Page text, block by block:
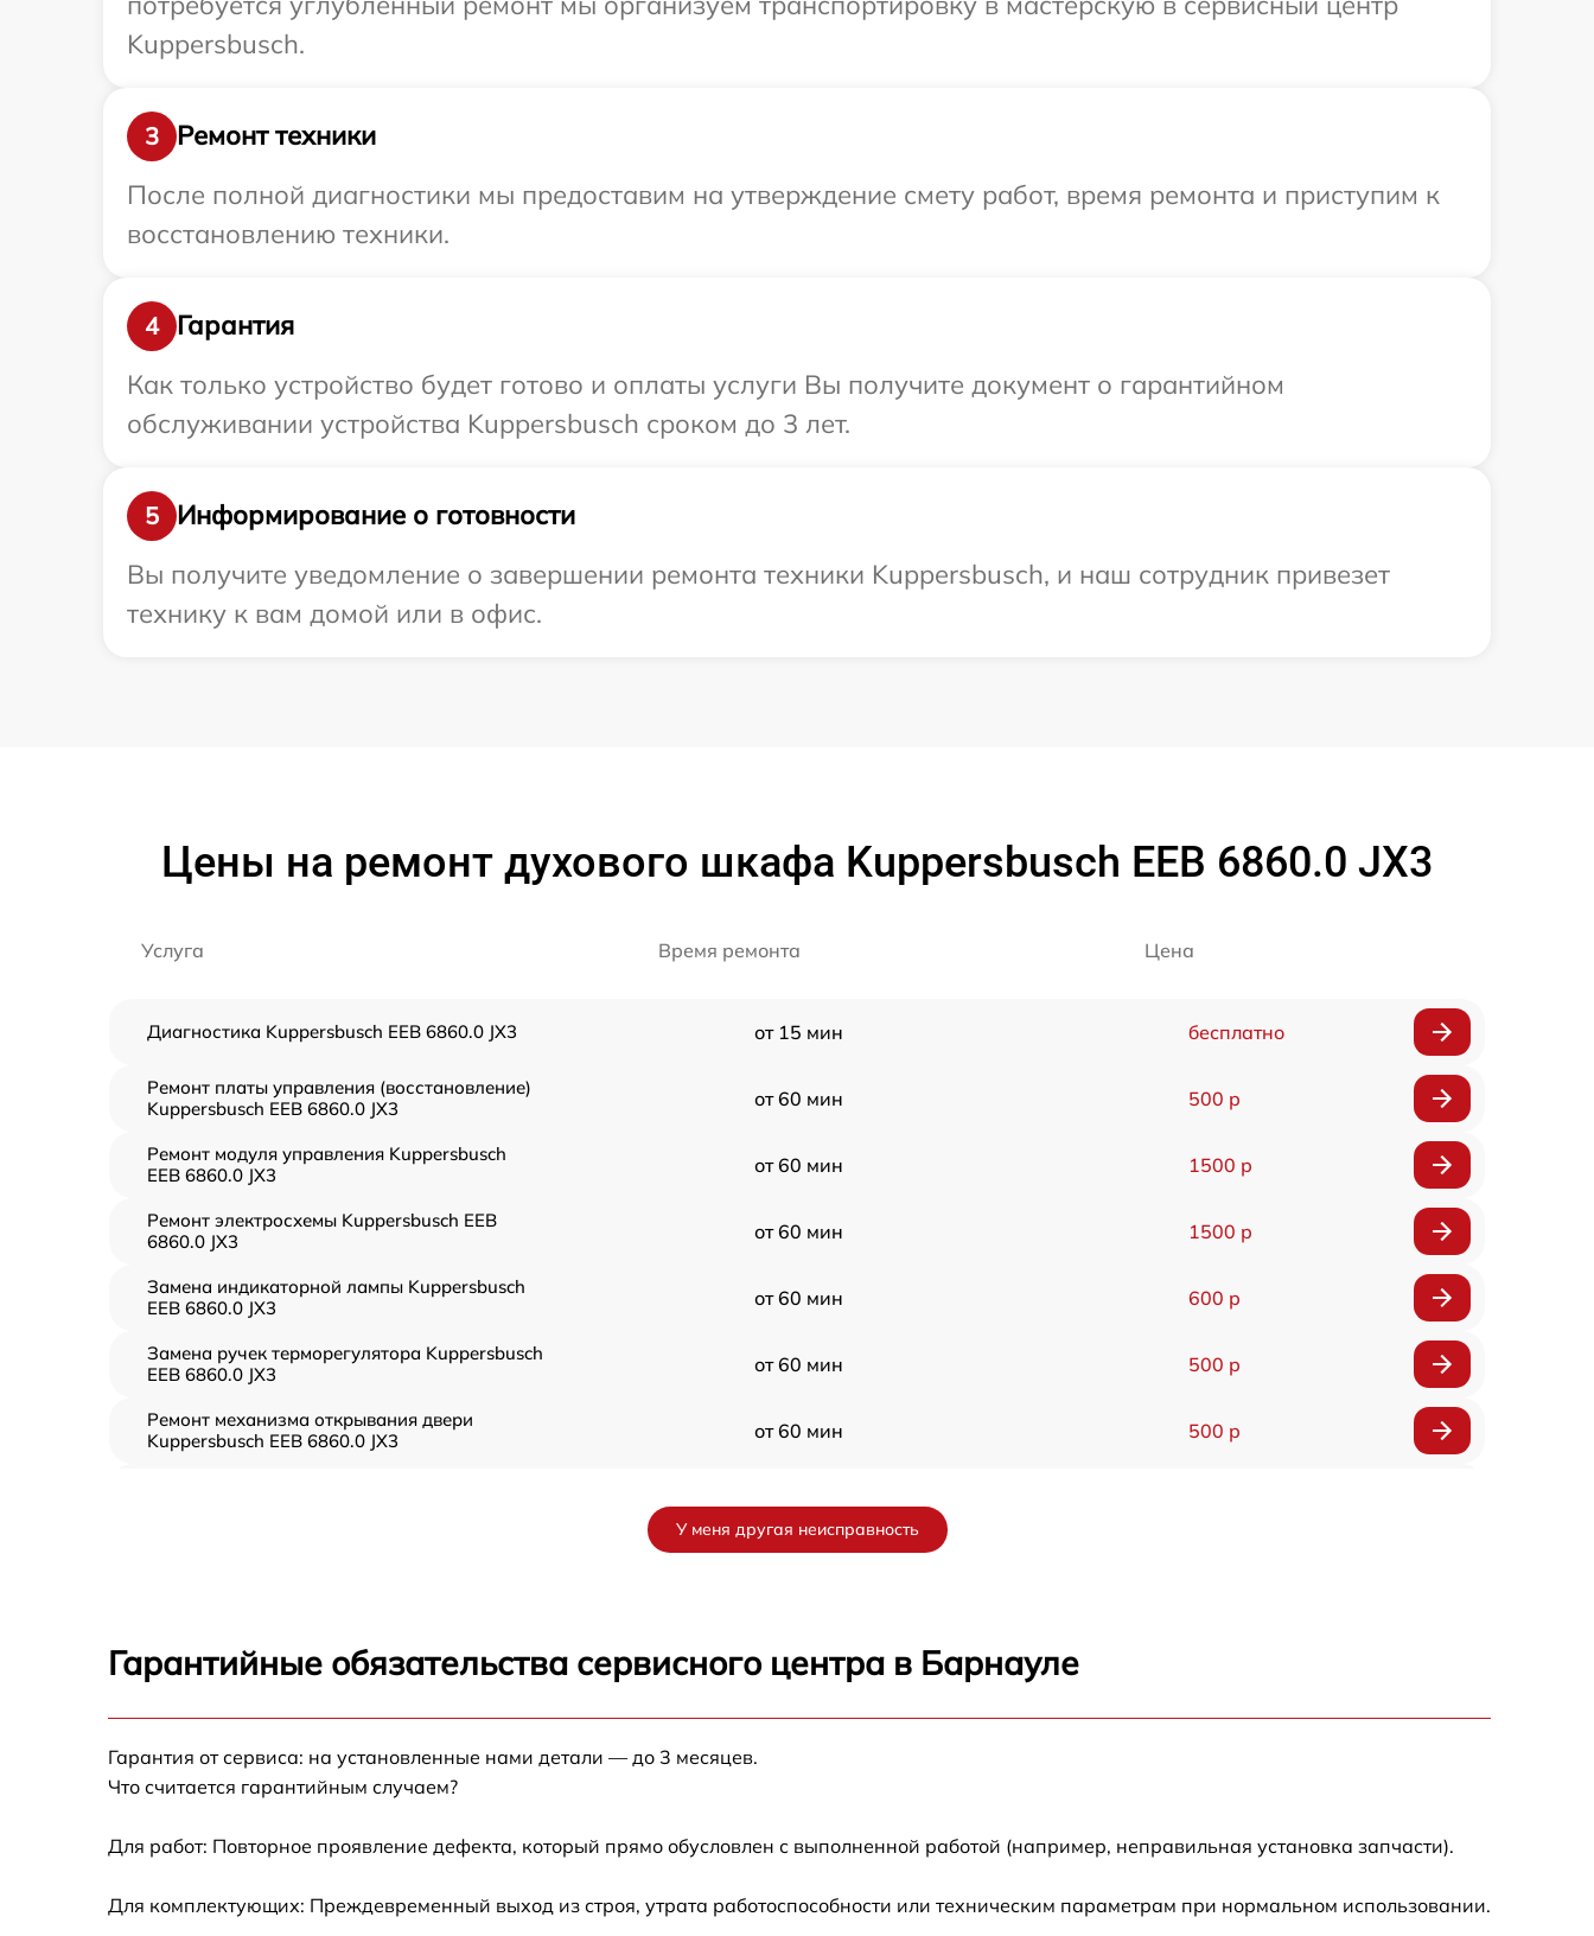
Kuppersbusch.
3
Ремонт техники
После полной диагностики мы предоставим на утверждение смету работ, время ремонта и приступим к
восстановлению техники.
4
Гарантия
Как только устройство будет готово и оплаты услуги Вы получите документ о гарантийном
обслуживании устройства Kuppersbusch сроком до 3 лет.
5
Информирование о готовности
Вы получите уведомление о завершении ремонта техники Kuppersbusch, и наш сотрудник привезет
технику к вам домой или в офис.
Цены на ремонт духового шкафа Kuppersbusch EEB 6860.0 JX3
Услуга Время ремонта Цена
Диагностика Kuppersbusch EEB 6860.0 JX3 от 15 мин бесплатно
Ремонт платы управления (восстановление)
Kuppersbusch EEB 6860.0 JX3
от 60 мин 500 р
Ремонт модуля управления Kuppersbusch
EEB 6860.0 JX3
от 60 мин 1500 р
Ремонт электросхемы Kuppersbusch EEB
6860.0 JX3
от 60 мин 1500 р
Замена индикаторной лампы Kuppersbusch
EEB 6860.0 JX3
от 60 мин 600 р
Замена ручек терморегулятора Kuppersbusch
EEB 6860.0 JX3
от 60 мин 500 р
Ремонт механизма открывания двери
Kuppersbusch EEB 6860.0 JX3
от 60 мин 500 р
Замена шнура питания Kuppersbusch EEB
Замена термодатчика Kuppersbusch EEB
6860.0 JX3
от 60 мин
EEB 6860.0 JX3
У меня другая неисправность
Гарантийные обязательства сервисного центра в Барнауле
Гарантия от сервиса: на установленные нами детали — до 3 месяцев.
Что считается гарантийным случаем?
Для работ: Повторное проявление дефекта, который прямо обусловлен с выполненной работой (например, неправильная установка запчасти).
Для комплектующих: Преждевременный выход из строя, утрата работоспособности или техническим параметрам при нормальном использовании.